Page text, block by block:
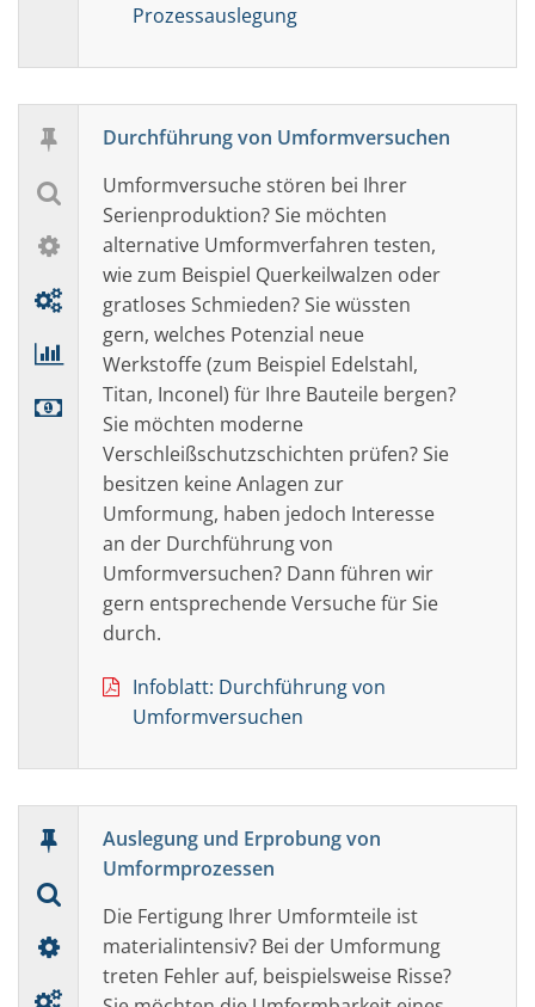
Prozessauslegung
Durchführung von Umformversuchen
Umformversuche stören bei Ihrer
Serienproduktion? Sie möchten
alternative Umformverfahren testen,
wiezum Beispiel Querkeilwalzen oder
gratloses Schmieden? Sie wüssten
gern, welches Potenzial neue
Werkstoffe (zum Beispiel Edelstahl,
Titan, Inconel) für Ihre Bauteile bergen?
Sie möchten moderne
Verschleißschutzschichten prüfen? Sie
besitzen keine Anlagen zur
Umformung, haben jedoch Interesse
an der Durchführung von
Umformversuchen? Dann führen wir
gern entsprechende Versuche für Sie
durch.
Infoblatt: Durchführung von
Umformversuchen
Auslegung und Erprobung von
Umformprozessen
Die Fertigung Ihrer Umformteile ist
materialintensiv? Bei der Umformung
treten Fehler auf, beispielsweise Risse?